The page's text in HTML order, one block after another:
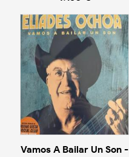
Vamos A Bailar Un Son -